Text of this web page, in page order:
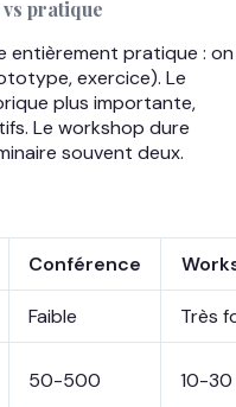
pratique
entièrement pratique : on
exercice). Le
plus importante,
Le workshop dure
souvent deux.
Conférence
Faible Très
50-500 10-30